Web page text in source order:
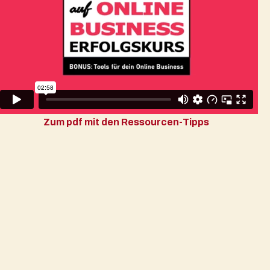
Zum pdf mit den Ressourcen-Tipps